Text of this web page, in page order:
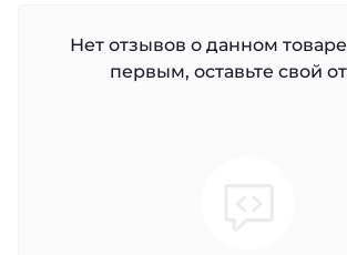
Нет отзывов о данном
первым, оставьте свой